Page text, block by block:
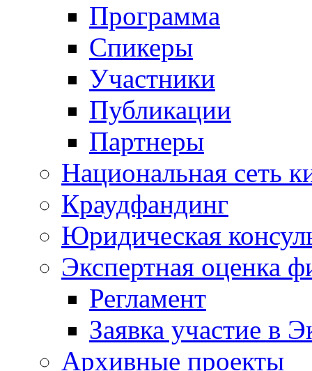
Программа
Спикеры
Участники
Публикации
Партнеры
Национальная сеть
Краудфандинг
Юридическая
Экспертная оценка
Регламент
Заявка участие в
Архивные проекты